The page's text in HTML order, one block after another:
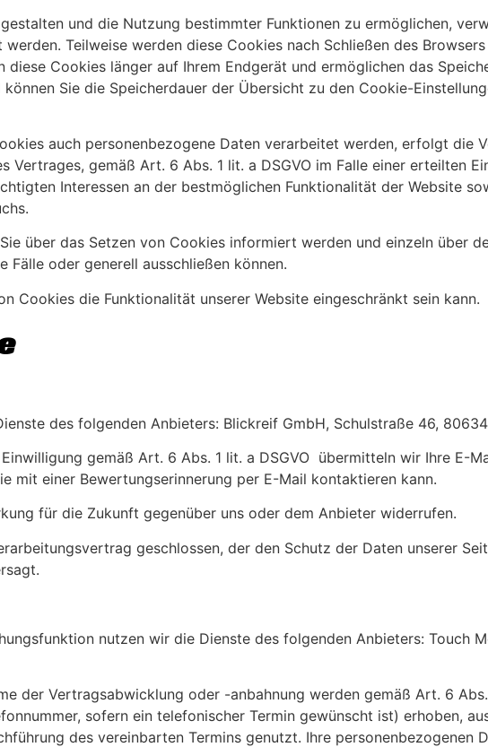
und die Nutzung bestimmter Funktionen zu ermöglichen,
Teilweise werden diese Cookies nach Schließen des
diese Cookies länger auf Ihrem Endgerät und ermöglichen das
Sie die Speicherdauer der Übersicht zu den Cookie-
auch personenbezogene Daten verarbeitet werden, erfolgt die
Vertrages, gemäß Art. 6 Abs. 1 lit. a DSGVO im Falle einer erteilten
Interessen an der bestmöglichen Funktionalität der Website
über das Setzen von Cookies informiert werden und einzeln über
oder generell ausschließen können.
Cookies die Funktionalität unserer Website eingeschränkt sein kann.
des folgenden Anbieters: Blickreif GmbH, Schulstraße 46,
gemäß Art. 6 Abs. 1 lit. a DSGVO übermitteln wir Ihre E-
mit einer Bewertungserinnerung per E-Mail kontaktieren kann.
für die Zukunft gegenüber uns oder dem Anbieter widerrufen.
geschlossen, der den Schutz der Daten unserer
nutzen wir die Dienste des folgenden Anbieters: Touch
der Vertragsabwicklung oder -anbahnung werden gemäß Art. 6
sofern ein telefonischer Termin gewünscht ist) erhoben,
des vereinbarten Termins genutzt. Ihre personenbezogenen